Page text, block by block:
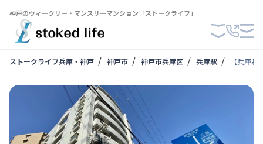
神戸のウィークリー・マンスリーマンション「ストークライフ」
ストークライフ兵庫・神戸 神戸市 神戸市兵庫区 兵庫駅 【兵庫